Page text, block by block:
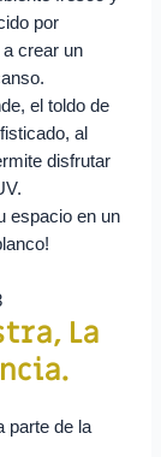
por
crear un
el toldo de
al
disfrutar
espacio en un
La
parte de la